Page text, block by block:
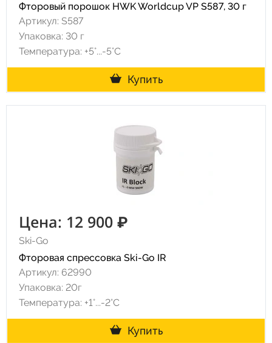
Фторовый порошок HWK Worldcup VP S587, 30 г
Артикул: S587
Упаковка: 30 г
Температура: +5°...-5°С
Купить
Цена: 12 900 ₽
Ski-Go
Фторовая спрессовка Ski-Go IR
Артикул: 62990
Упаковка: 20г
Температура: +1°...-2°С
Купить